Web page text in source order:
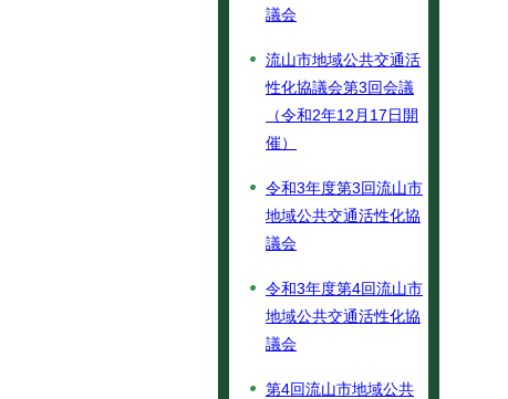
議会
流山市地域公共交通活
性化協議会第3回会議
（令和2年12月17日開
催）
令和3年度第3回流山市
地域公共交通活性化協
議会
令和3年度第4回流山市
地域公共交通活性化協
議会
第4回流山市地域公共